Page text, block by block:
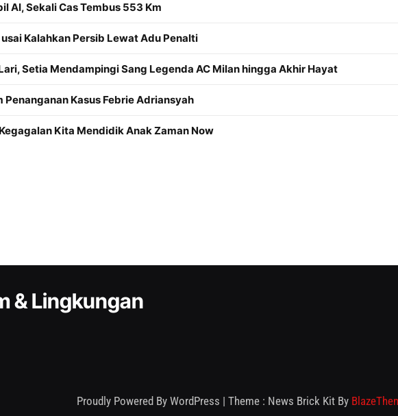
AI, Sekali Cas Tembus 553 Km
Kalahkan Persib Lewat Adu Penalti
Setia Mendampingi Sang Legenda AC Milan hingga Akhir Hayat
Kasus Febrie Adriansyah
Kita Mendidik Anak Zaman Now
& Lingkungan
Proudly Powered By WordPress | Theme : News Brick Kit By